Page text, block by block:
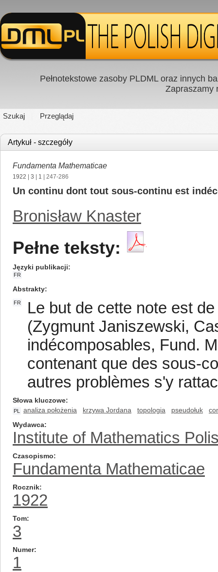
Pełnotekstowe zasoby PLDML oraz innych
Zapraszamy
Szukaj Przeglądaj
Artykuł - szczegóły
Fundamenta Mathematicae
1922 3 1 | 247-286
Un continu dont tout sous-continu est
Bronisław Knaster
Pełne teksty:
Języki publikacji
FR
Abstrakty
FR
Le but de cette note est
(Zygmunt Janiszewski,
indécomposables, Fund.
contenant que des sous-
autres problèmes s'y
Słowa kluczowe
PL analiza położenia krzywa Jordana topologia pseudołuk
Wydawca
Institute of Mathematics
Czasopismo
Fundamenta Mathematicae
Rocznik
1922
Tom
3
Numer
1